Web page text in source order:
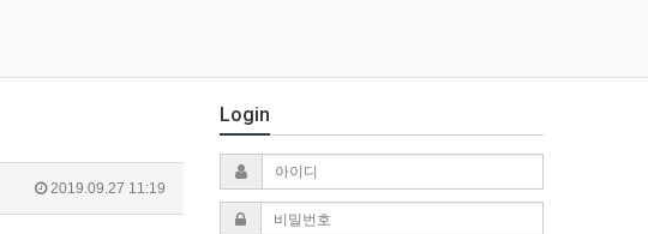
2019.09.27 11:19
Login